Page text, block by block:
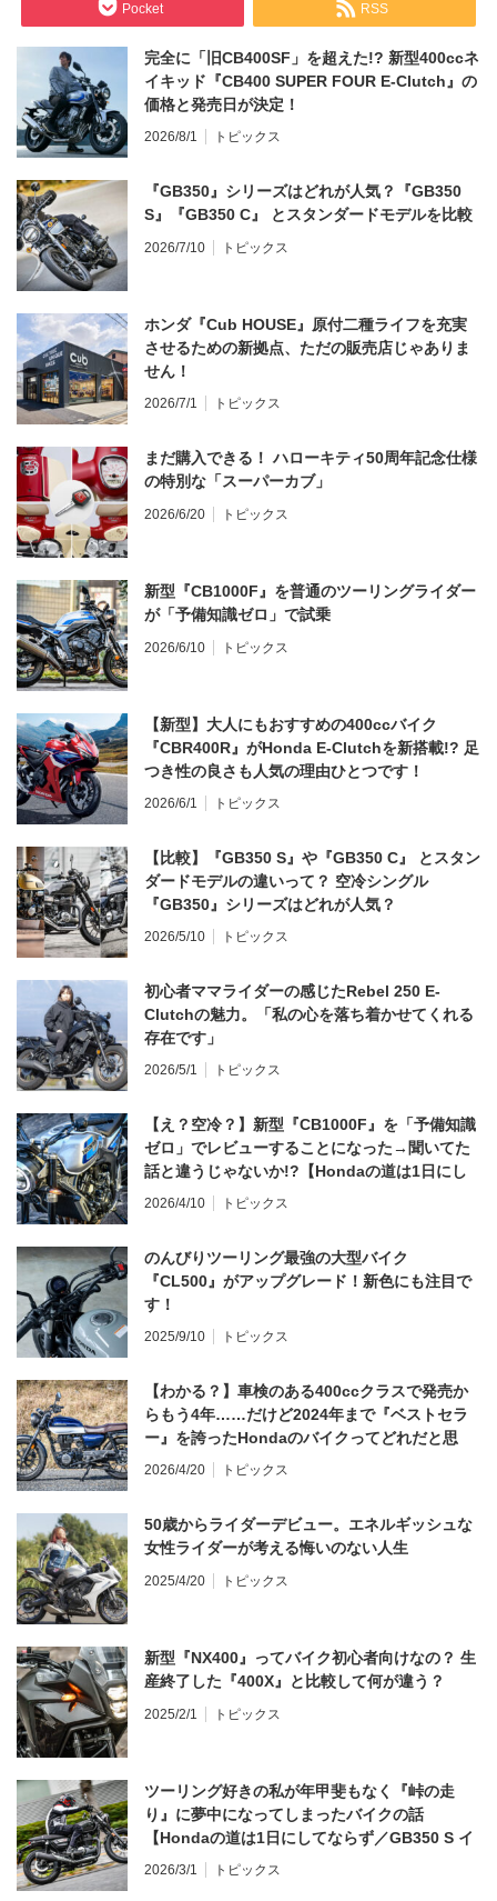
Pocket RSS
完全に「旧CB400SF」を超えた!? 新型400ccネ
イキッド『CB400 SUPER FOUR E-Clutch』の
価格と発売日が決定！
2026/8/1 トピックス
『GB350』シリーズはどれが人気？『GB350
S』『GB350 C』 とスタンダードモデルを比較
2026/7/10 トピックス
ホンダ『Cub HOUSE』原付二種ライフを充実
させるための新拠点、ただの販売店じゃありま
せん！
2026/7/1 トピックス
まだ購入できる！ ハローキティ50周年記念仕様
の特別な「スーパーカブ」
2026/6/20 トピックス
新型『CB1000F』を普通のツーリングライダー
が「予備知識ゼロ」で試乗
2026/6/10 トピックス
【新型】大人にもおすすめの400ccバイク
『CBR400R』がHonda E-Clutchを新搭載!? 足
つき性の良さも人気の理由ひとつです！
2026/6/1 トピックス
【比較】『GB350 S』や『GB350 C』 とスタン
ダードモデルの違いって？ 空冷シングル
『GB350』シリーズはどれが人気？
2026/5/10 トピックス
初心者ママライダーの感じたRebel 250 E-
Clutchの魅力。「私の心を落ち着かせてくれる
存在です」
2026/5/1 トピックス
【え？空冷？】新型『CB1000F』を「予備知識
ゼロ」でレビューすることになった→聞いてた
話と違うじゃないか!?【Hondaの道は1日にし
てならず／CB1000F ①第一印象 編】
2026/4/10 トピックス
のんびりツーリング最強の大型バイク
『CL500』がアップグレード！新色にも注目で
す！
2025/9/10 トピックス
【わかる？】車検のある400ccクラスで発売か
らもう4年……だけど2024年まで『ベストセラ
ー』を誇ったHondaのバイクってどれだと思
う？
2026/4/20 トピックス
50歳からライダーデビュー。エネルギッシュな
女性ライダーが考える悔いのない人生
2025/4/20 トピックス
新型『NX400』ってバイク初心者向けなの？ 生
産終了した『400X』と比較して何が違う？
2025/2/1 トピックス
ツーリング好きの私が年甲斐もなく『峠の走
り』に夢中になってしまったバイクの話
【Hondaの道は1日にしてならず／GB350 S イ
ンプレ・レビュー 前編】
2026/3/1 トピックス